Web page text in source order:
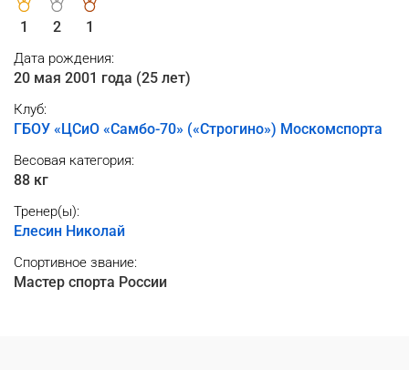
1 2 1
Дата рождения:
20 мая 2001 года (25 лет)
Клуб:
ГБОУ «ЦСиО «Самбо-70» («Строгино») Москомспорта
Весовая категория:
88 кг
Тренер(ы):
Елесин Николай
Спортивное звание:
Мастер спорта России